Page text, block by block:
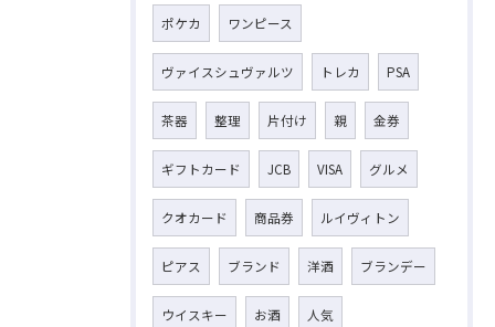
ポケカ ワンピース
ヴァイスシュヴァルツ トレカ PSA
茶器 整理 片付け 親 金券
ギフトカード JCB VISA グルメ
クオカード 商品券 ルイヴィトン
ピアス ブランド 洋酒 ブランデー
ウイスキー お酒 人気